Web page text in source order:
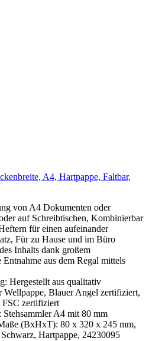
A4, Hartpappe, Faltbar,
von A4 Dokumenten oder
auf Schreibtischen, Kombinierbar
für einen aufeinander
Für zu Hause und im Büro
Inhalts dank großem
aus dem Regal mittels
Hergestellt aus qualitativ
Wellpappe, Blauer Angel zertifiziert,
FSC zertifiziert
A4 mit 80 mm
(BxHxT): 80 x 320 x 245 mm,
Hartpappe, 24230095